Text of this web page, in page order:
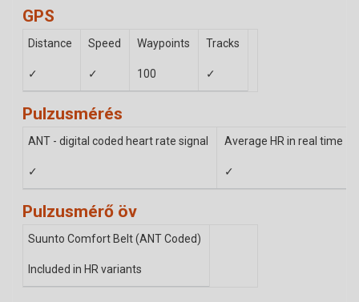
GPS
Distance
✓
Speed
✓
Waypoints
100
Tracks
✓
Pulzusmérés
ANT - digital coded heart rate signal
✓
Average HR in real time
✓
Pulzusmérő öv
Suunto Comfort Belt (ANT Coded)
Included in HR variants